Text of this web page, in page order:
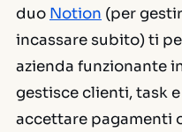
duo Notion (per
incassare subito) ti
azienda funzionante
gestisce clienti, task
accettare pagamenti